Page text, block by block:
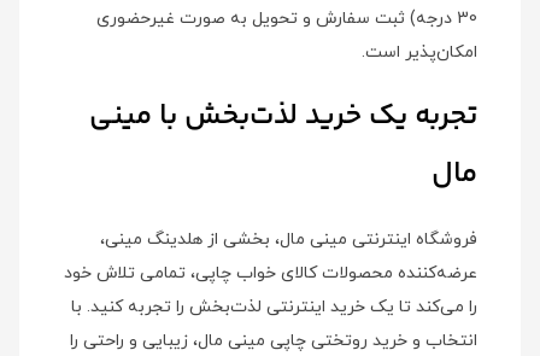
30 درجه) ثبت سفارش و تحویل به صورت غیرحضوری
امکان‌پذیر است.
تجربه یک خرید لذت‌بخش با مینی
مال
فروشگاه اینترنتی مینی مال، بخشی از هلدینگ مینی،
عرضه‌کننده محصولات کالای خواب چاپی، تمامی تلاش خود
را می‌کند تا یک خرید اینترنتی لذت‌بخش را تجربه کنید. با
انتخاب و خرید روتختی چاپی مینی مال، زیبایی و راحتی را